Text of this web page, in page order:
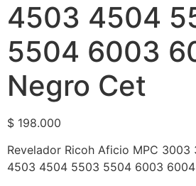
4503 4504
5504 6003
Negro Cet
$ 198.000
Revelador Ricoh Aficio MPC
4503 4504 5503 5504 6003